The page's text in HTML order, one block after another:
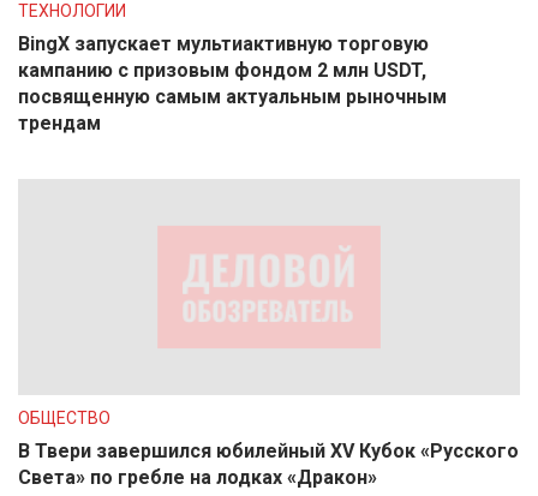
ТЕХНОЛОГИИ
BingX запускает мультиактивную торговую
кампанию с призовым фондом 2 млн USDT,
посвященную самым актуальным рыночным
трендам
ОБЩЕСТВО
В Твери завершился юбилейный XV Кубок «Русского
Света» по гребле на лодках «Дракон»